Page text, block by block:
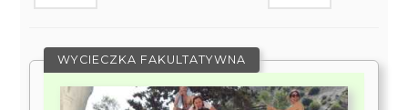
WYCIECZKA FAKULTATYWNA